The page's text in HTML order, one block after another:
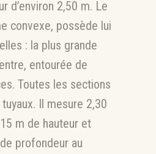
d’environ 2,50 m. Le
convexe, possède lui
: la plus grande
entourée de
Toutes les sections
Il mesure 2,30
m de hauteur et
profondeur au